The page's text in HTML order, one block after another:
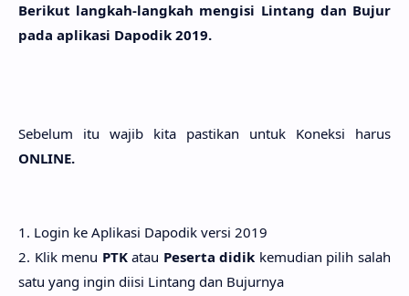
Berikut langkah-langkah mengisi Lintang dan Bujur
pada aplikasi Dapodik 2019.
Sebelum itu wajib kita pastikan untuk Koneksi harus
ONLINE.
1. Login ke Aplikasi Dapodik versi 2019
2. Klik menu PTKatau Peserta didik kemudian pilih salah
satu yang ingin diisi Lintang dan Bujurnya